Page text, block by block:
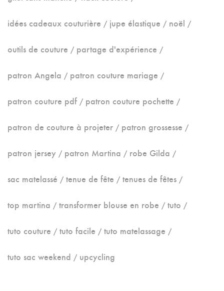
idées cadeaux couturière jupe élastique noël
outils de couture partage d'expérience
patron Angela patron couture mariage
patron couture pdf patron couture pochette
patron de couture à projeter patron grossesse
patron jersey patron Martina robe Gilda
sac matelassé tenue de fête tenues de fêtes
top martina transformer blouse en robe tuto
tuto couture tuto facile tuto matelassage
tuto sac weekend upcycling